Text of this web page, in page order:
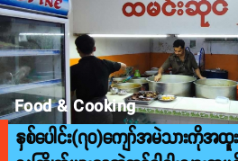
Food & Cooking
နှစ်ပေါင်း(၇၀)ကျော်အမဲသားကိုအထူး